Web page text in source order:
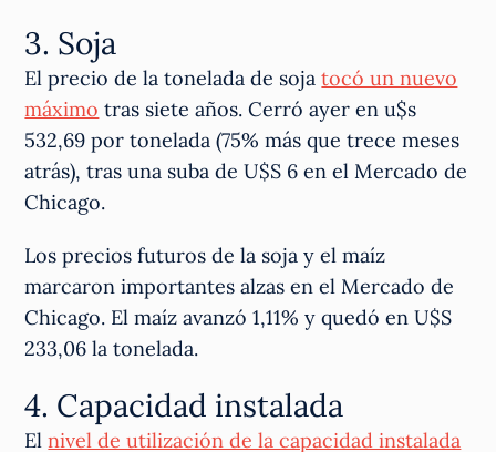
3. Soja
El precio de la tonelada de sojatocó un nuevo
máximo tras siete años. Cerró ayer en u$s
532,69 por tonelada (75% más que trece meses
atrás), tras una suba de U$S 6 en el Mercado de
Chicago.
Los precios futuros de la soja y el maíz
marcaron importantes alzas en el Mercado de
Chicago. El maíz avanzó 1,11% y quedó en U$S
233,06 la tonelada.
4. Capacidad instalada
Elnivel de utilización de la capacidad instalada